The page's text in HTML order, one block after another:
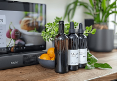
Y
Y CASOS DE